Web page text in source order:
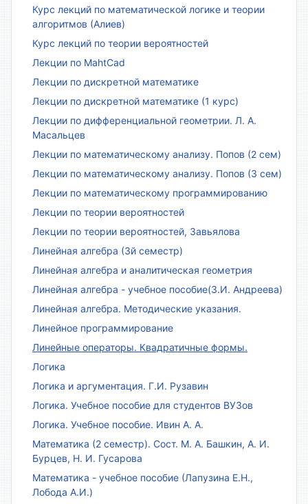
Курс лекций по математической логике и теории
алгоритмов (Алиев)
Курс лекций по теории вероятностей
Лекции по MahtCad
Лекции по дискретной математике
Лекции по дискретной математике (1 курс)
Лекции по дифференциальной геометрии. Л. А.
Масальцев
Лекции по математическому анализу. Попов (2 сем)
Лекции по математическому анализу. Попов (3 сем)
Лекции по математическому программированию
Лекции по теории вероятностей
Лекции по теории вероятностей, Завьялова
Линейная алгебра (3й семестр)
Линейная алгебра и аналитическая геометрия
Линейная алгебра - учебное пособие(З.И. Андреева)
Линейная алгебра. Методические указания.
Линейное программирование
Линейные операторы. Квадратичные формы.
Логика
Логика и аргументация. Г.И. Рузавин
Логика. Учебное пособие для студентов ВУЗов
Логика. Учебное пособие. Ивин А. А.
Математика (2 семестр). Сост. М. А. Башкин, А. И.
Бурцев, Н. И. Гусарова
Математика - учебное пособие (Лапузина Е.Н.,
Лобода А.И.)